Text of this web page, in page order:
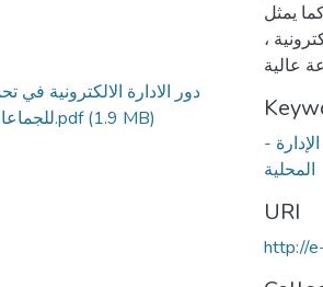
دور الادارة الالكترونية في
للجماعات المحلية في الجزائر.pdf(1.9 MB)
يمثل
،
عالية
- الإدارة الالكترونية 2- الخدمة العمومية3- ترشيد الخدمة 4- الجودة 5 - الإدارة
المحلية
URI
http://